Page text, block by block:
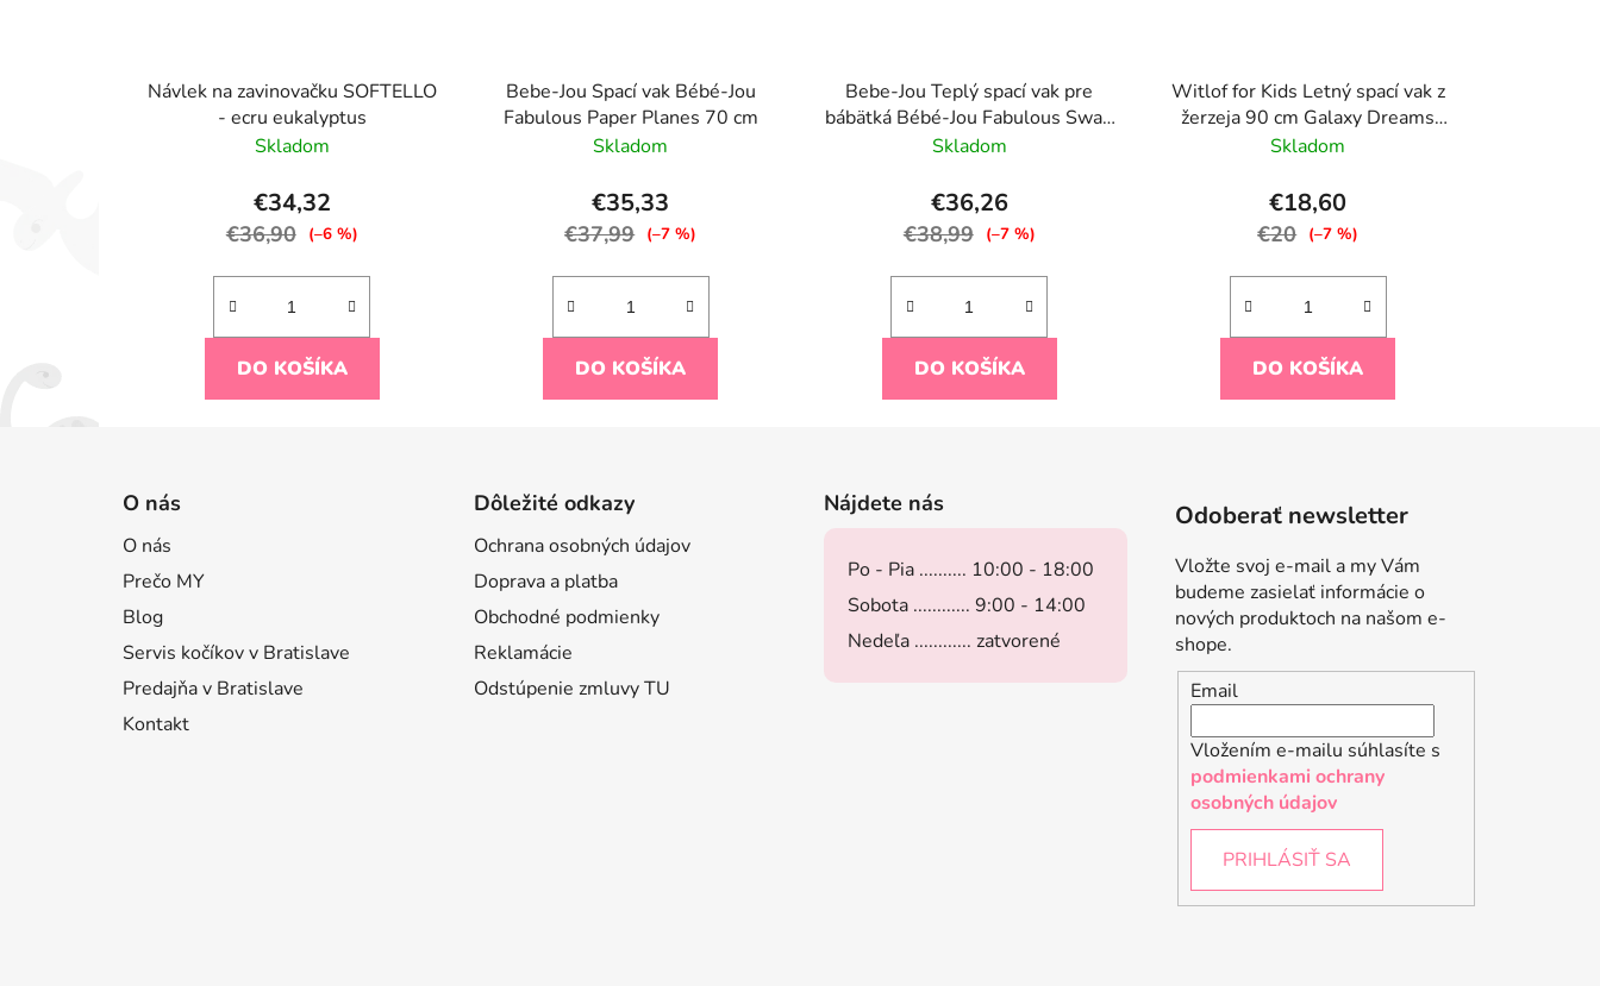
Návlek na zavinovačku SOFTELLO
- ecru eukalyptus
Skladom
€34,32
€36,90 (–6 %)
DO KOŠÍKA
Bebe-Jou Spací vak Bébé-Jou
Fabulous Paper Planes 70 cm
Skladom
€35,33
€37,99 (–7 %)
DO KOŠÍKA
Bebe-Jou Teplý spací vak pre
bábätká Bébé-Jou Fabulous Swan
70cm
Skladom
€36,26
€38,99 (–7 %)
DO KOŠÍKA
Witlof for Kids Letný spací vak z
žerzeja 90 cm Galaxy Dreams
Dark Taupe
Skladom
€18,60
€20 (–7 %)
DO KOŠÍKA
O nás
O nás
Prečo MY
Blog
Servis kočíkov v Bratislave
Predajňa v Bratislave
Kontakt
Dôležité odkazy
Ochrana osobných údajov
Doprava a platba
Obchodné podmienky
Reklamácie
Odstúpenie zmluvy TU
Nájdete nás
Po - Pia .......... 10:00 - 18:00
Sobota ............ 9:00 - 14:00
Nedeľa ............ zatvorené
Odoberať newsletter
Vložte svoj e-mail a my Vám
budeme zasielať informácie o
nových produktoch na našom e-
shope.
Email
Vložením e-mailu súhlasíte s
podmienkami ochrany
osobných údajov
PRIHLÁSIŤ SA